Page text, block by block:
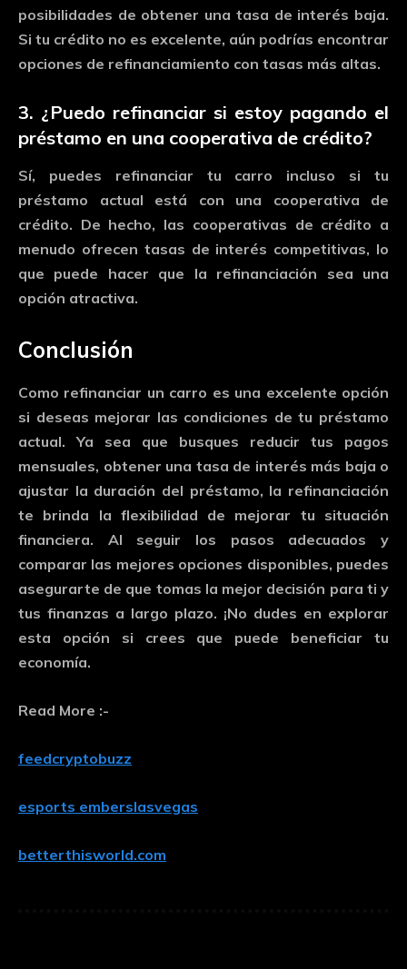
posibilidades de obtener una tasa de interés baja.
Si tu crédito no es excelente, aún podrías encontrar
opciones de refinanciamiento con tasas más altas.
3. ¿ Puedo refinanciar si estoy pagando el
préstamo en una cooperativa de crédito?
Sí, puedes refinanciar tu carro incluso situ
préstamo actual está con una cooperativa de
crédito. De hecho, las cooperativas de crédito a
menudo ofrecen tasas de interés competitivas, lo
que puede hacer que la refinanciación sea una
opción atractiva.
Conclusión
Como refinanciar un carro es una excelente opción
si deseas mejorar las condiciones detu préstamo
actual.Ya sea que busques reducir tus pagos
mensuales, obtener una tasa de interés más baja o
ajustar la duración del préstamo, la refinanciación
te brinda la flexibilidad de mejorar tu situación
financiera. Al seguir los pasos adecuadosy
comparar las mejores opciones disponibles, puedes
asegurarte de que tomas la mejor decisión para tiy
tus finanzas a largo plazo. ¡No dudes en explorar
esta opción si crees que puede beneficiartu
economía.
Read More :-
feedcryptobuzz
esports emberslasvegas
betterthisworld.com